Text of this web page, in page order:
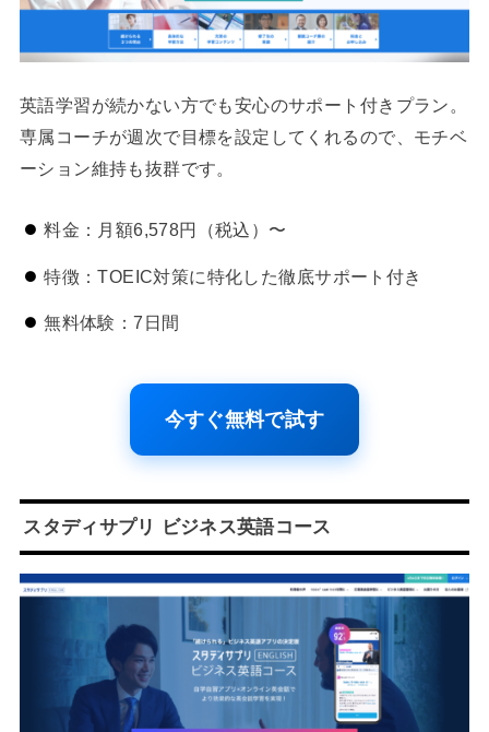
英語学習が続かない方でも安心のサポート付きプラン。
専属コーチが週次で目標を設定してくれるので、モチベ
ーション維持も抜群です。
料金：月額6,578円（税込）〜
特徴：TOEIC対策に特化した徹底サポート付き
無料体験：7日間
今すぐ無料で試す
スタディサプリ ビジネス英語コース